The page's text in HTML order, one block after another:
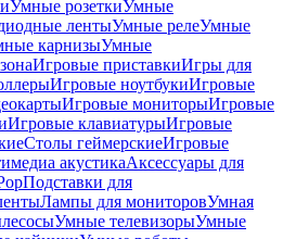
Умные розеткиУмные
лентыУмные релеУмные
карнизыУмные
Игровые приставкиИгры для
Игровые ноутбукиИгровые
Игровые мониторыИгровые
Игровые клавиатурыИгровые
Столы геймерскиеИгровые
акустикаАксессуары для
Подставки для
Лампы для мониторовУмная
Умные телевизорыУмные